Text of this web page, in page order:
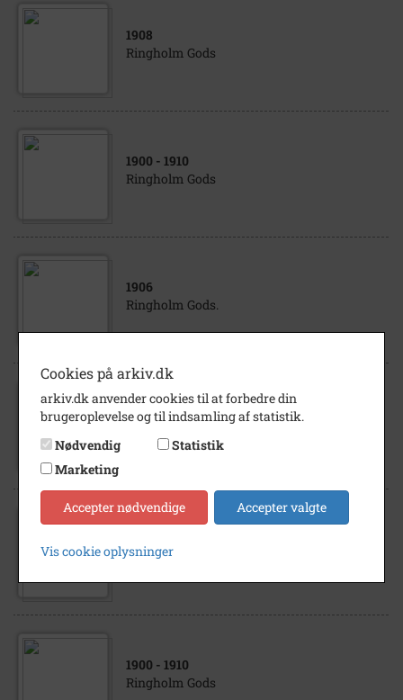
1908
Ringholm Gods
1900 - 1910
Ringholm Gods
1906
Ringholm Gods.
1912
Ringholm Gods
1900 - 1910
Ringholm Gods
Cookies på arkiv.dk
arkiv.dk anvender cookies til at forbedre din
brugeroplevelse og til indsamling af statistik.
Nødvendig
Statistik
Marketing
Accepter nødvendige Accepter valgte
Vis cookie oplysninger